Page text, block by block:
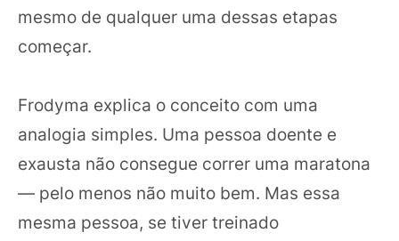
mesmo de qualquer uma dessas etapas
começar.
Frodyma explica o conceito com uma
analogia simples. Uma pessoa doente e
exausta não consegue correr uma maratona
— pelo menos não muito bem. Mas essa
mesma pessoa, se tiver treinado